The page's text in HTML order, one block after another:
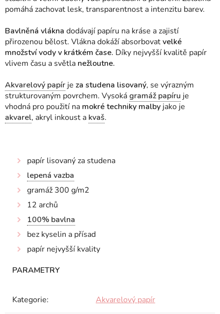
pomáhá zachovat lesk, transparentnost a intenzitu barev.
Bavlněná vlákna dodávají papíru na kráse a zajistí
přirozenou bělost. Vlákna dokáží absorbovatvelké
množství vody v krátkém čase. Díky nejvyšší kvalitě papír
vlivem času a světla nežloutne.
Akvarelový papír je za studena lisovaný, se výrazným
strukturovaným povrchem. Vysoká gramáž papíru je
vhodná pro použití na mokré techniky malby jako je
akvarel, akryl inkoust a kvaš.
papír lisovaný za studena
lepená vazba
gramáž 300 g/m2
12 archů
100% bavlna
bez kyselin a přísad
papír nejvyšší kvality
Kategorie: Akvarelový papír